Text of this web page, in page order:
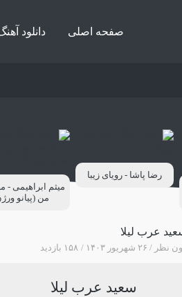
صفحه اصلی دانلود
رضا پاشا - رویای زیبا
میثم ابراهیمی -
من (پیانو
عرب لیلا
نظر ۲۶ شهریور ۱۴۰۳ ۱۵۸ بازدید
سعید عرب لیلا